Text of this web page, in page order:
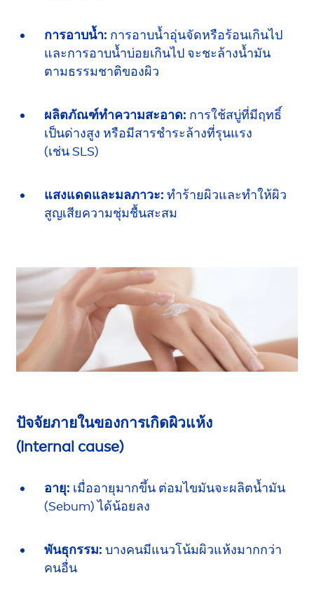
การอาบน้ำ: การอาบน้ำอุ่นจัดหรือร้อนเกินไป
และการอาบน้ำบ่อยเกินไป จะชะล้างน้ำมัน
ตามธรรมชาติของผิว
ผลิตภัณฑ์ทำความสะอาด: การใช้สบู่ที่มีฤทธิ์
เป็นด่างสูง หรือมีสารชำระล้างที่รุนแรง
(เช่น SLS)
แสงแดดและมลภาวะ: ทำร้ายผิวและทำให้ผิว
สูญเสียความชุ่มชื้นสะสม
ปัจจัยภายในของการเกิดผิวแห้ง
(Internal cause)
อายุ: เมื่ออายุมากขึ้น ต่อมไขมันจะผลิตน้ำมัน
(Sebum)ได้น้อยลง
พันธุกรรม: บางคนมีแนวโน้มผิวแห้งมากกว่า
คนอื่น